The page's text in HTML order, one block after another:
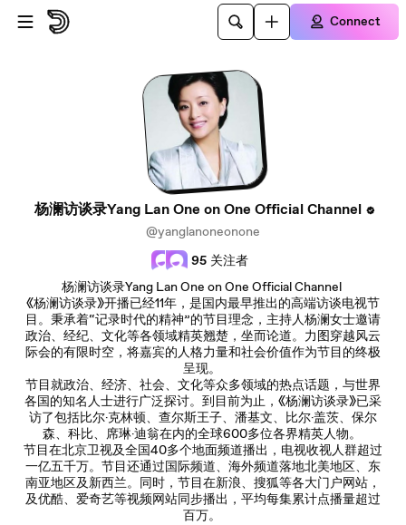
Skip to main content
Connect
杨澜访谈录Yang Lan One on One Official Channel
@yanglanoneonone
95 关注者
杨澜访谈录Yang Lan One on One Official Channel
《杨澜访谈录》开播已经11年，是国内最早推出的高端访谈电视节
目。秉承着“记录时代的精神”的节目理念，主持人杨澜女士邀请
政治、经纪、文化等各领域精英翘楚，坐而论道。力图穿越风云
际会的有限时空，将嘉宾的人格力量和社会价值作为节目的终极
呈现。
节目就政治、经济、社会、文化等众多领域的热点话题，与世界
各国的知名人士进行广泛探讨。到目前为止，《杨澜访谈录》已采
访了包括比尔·克林顿、查尔斯王子、潘基文、比尔·盖茨、保尔
森、科比、席琳·迪翁在内的全球600多位各界精英人物。
节目在北京卫视及全国40多个地面频道播出，电视收视人群超过
一亿五千万。节目还通过国际频道、海外频道落地北美地区、东
南亚地区及新西兰。同时，节目在新浪、搜狐等各大门户网站，
及优酷、爱奇艺等视频网站同步播出，平均每集累计点播量超过
百万。